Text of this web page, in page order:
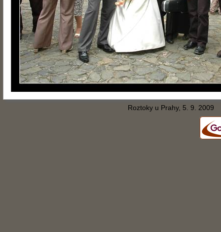
Roztoky u Prahy, 5. 9. 2009